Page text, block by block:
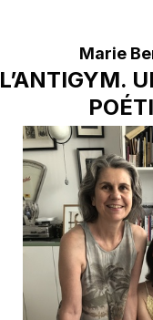
Marie
L’ANTIGYM.